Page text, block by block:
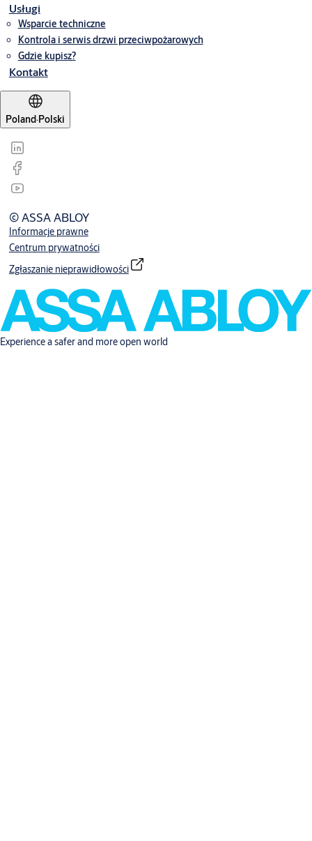
Usługi
Wsparcie techniczne
Kontrola i serwis drzwi przeciwpożarowych
Gdzie kupisz?
Kontakt
Poland·Polski
© ASSA ABLOY
Informacje prawne
Centrum prywatności
Zgłaszanie nieprawidłowości
Experience a safer and more open world